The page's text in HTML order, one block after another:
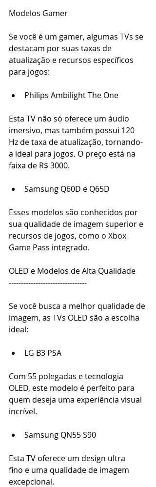
Modelos Gamer
Se você é um gamer, algumas TVs se
destacam por suas taxas de
atualização e recursos específicos
para jogos:
Philips Ambilight The One
Esta TV não só oferece um áudio
imersivo, mas também possui 120
Hz de taxa de atualização, tornando-
a ideal para jogos. O preço está na
faixa de R$ 3000.
Samsung Q60D e Q65D
Esses modelos são conhecidos por
sua qualidade de imagem superior e
recursos de jogos, como o Xbox
Game Pass integrado.
OLED e Modelos de Alta Qualidade
--------------------------------
Se você busca a melhor qualidade de
imagem, as TVs OLED são a escolha
ideal:
LG B3 PSA
Com 55 polegadas e tecnologia
OLED, este modelo é perfeito para
quem deseja uma experiência visual
incrível.
Samsung QN55 S90
Esta TV oferece um design ultra
fino e uma qualidade de imagem
excepcional.